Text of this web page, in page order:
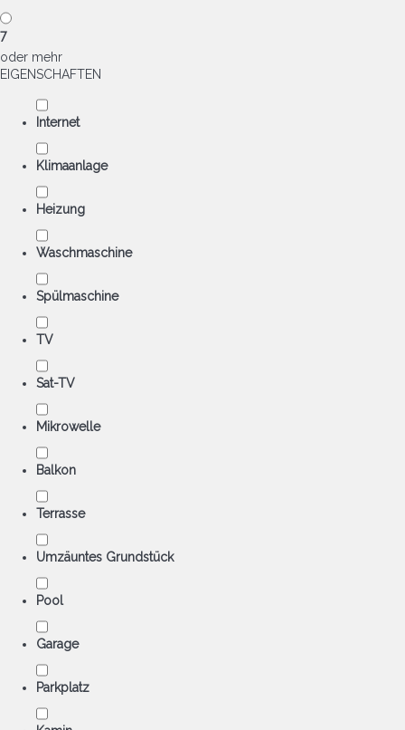
7
oder mehr
EIGENSCHAFTEN
Internet
Klimaanlage
Heizung
Waschmaschine
Spülmaschine
TV
Sat-TV
Mikrowelle
Balkon
Terrasse
Umzäuntes Grundstück
Pool
Garage
Parkplatz